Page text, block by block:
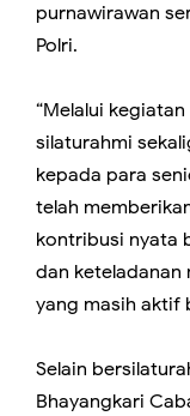
purnawirawan
Polri.
“Melalui
silaturahmi
kepada para
telah
kontribusi nyata
dan keteladanan
yang masih aktif
Selain
Bhayangkari